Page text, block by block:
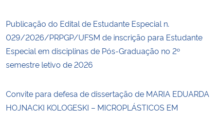
Publicação do Edital de Estudante Especial n.
029/2026/PRPGP/UFSM de inscrição para Estudante
Especial em disciplinas de Pós-Graduação no 2º
semestre letivo de 2026
Convite para defesa de dissertação de MARIA EDUARDA
HOJNACKI KOLOGESKI – MICROPLÁSTICOS EM